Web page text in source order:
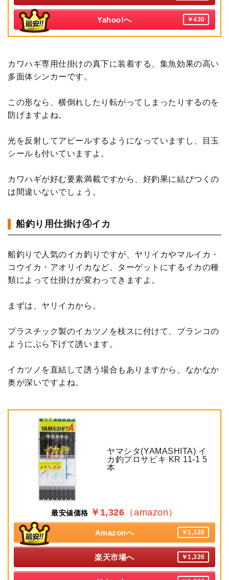
Yahoo!へ ￥430
カワハギ専用仕掛けの真下に装着する、集魚効果の高い
多面体シンカーです。
この形なら、横倒れしたり転がってしまったりするのを
防げますよね。
光を反射してアピールするようになっていますし、目玉
シールも付いていますよ。
カワハギが好む要素満載ですから、好釣果に結びつくの
は間違いないでしょう。
船釣り用仕掛け④イカ
船釣りで人気のイカ釣りですが、ヤリイカやマルイカ・
コウイカ・アオリイカなど、ターゲットにするイカの種
類によって仕掛けが変わってきますよ。
まずは、ヤリイカから。
プラスチック製のイカツノを枝スに付けて、ブランコの
ようにぶら下げて誘います。
イカツノを直結して誘う場合もありますから、なかなか
奥が深いですよね。
ヤマシタ(YAMASHITA) イ
カ釣プロサビキ KR 11-1 5
本
最安値価格 ￥1,326 （amazon）
Amazonへ ￥1,326
楽天市場へ ￥1,326